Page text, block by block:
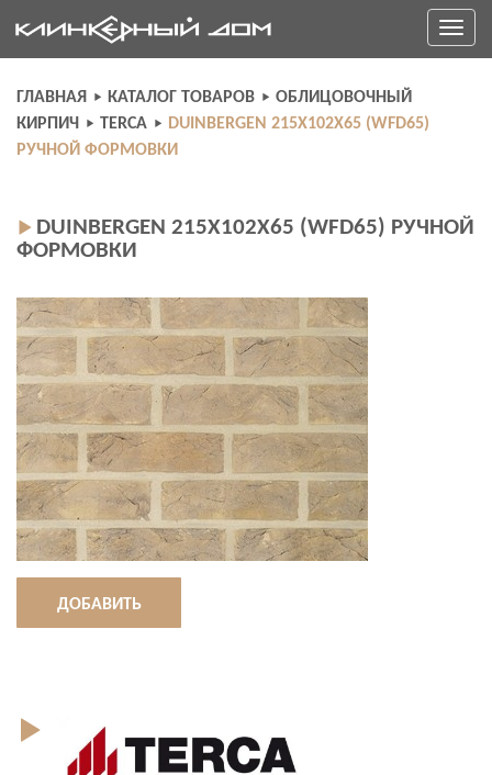
to
content
Toggle
ГЛАВНАЯ КАТАЛОГ ТОВАРОВ
ОБЛИЦОВОЧНЫЙ
КИРПИЧ
TERCA
DUINBERGEN 215Х102Х65 (WFD65)
РУЧНОЙ ФОРМОВКИ
DUINBERGEN 215Х102Х65 (WFD65) РУЧНОЙ
ФОРМОВКИ
ДОБАВИТЬ